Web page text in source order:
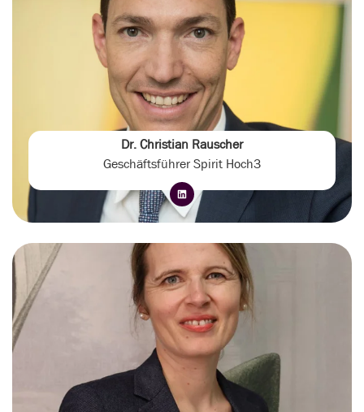
Dr. Christian Rauscher
Geschäftsführer Spirit Hoch3